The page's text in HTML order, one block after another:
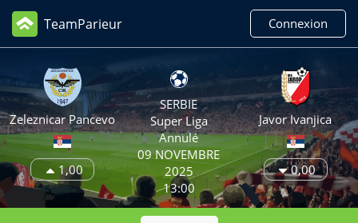
TeamParieur Connexion
Zeleznicar Pancevo
1,00
SERBIE
Super Liga
Annulé
09 NOVEMBRE
2025
13:00
Javor Ivanjica
0,00